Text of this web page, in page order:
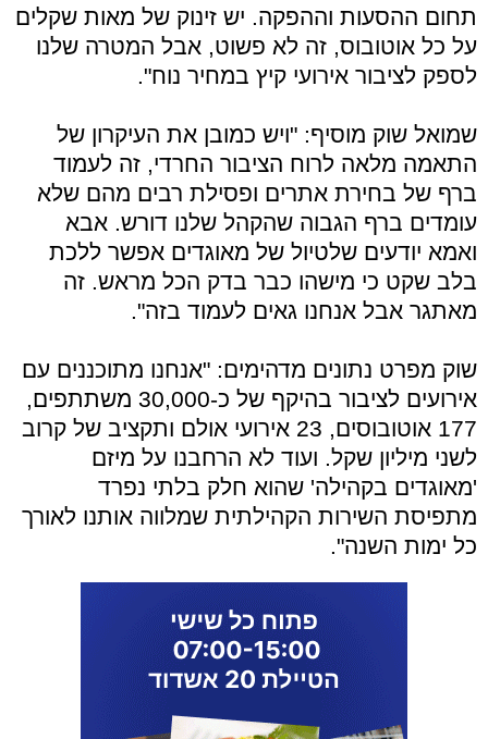
תחום ההסעות וההפקה. יש זינוק של מאות שקלים
על כל אוטובוס, זה לא פשוט, אבל המטרה שלנו
לספק לציבור אירועי קיץ במחיר נוח".
שמואל שוק מוסיף: "ויש כמובן את העיקרון של
התאמה מלאה לרוח הציבור החרדי, זה לעמוד
ברף של בחירת אתרים ופסילת רבים מהם שלא
עומדים ברף הגבוה שהקהל שלנו דורש. אבא
ואמא יודעים שלטיול של מאוגדים אפשר ללכת
בלב שקט כי מישהו כבר בדק הכל מראש. זה
מאתגר אבל אנחנו גאים לעמוד בזה".
שוק מפרט נתונים מדהימים: "אנחנו מתוכננים עם
אירועים לציבור בהיקף של כ-30,000 משתתפים,
177 אוטובוסים, 23 אירועי אולם ותקציב של קרוב
לשני מיליון שקל. ועוד לא הרחבנו על מיזם
'מאוגדים בקהילה' שהוא חלק בלתי נפרד
מתפיסת השירות הקהילתית שמלווה אותנו לאורך
כל ימות השנה".